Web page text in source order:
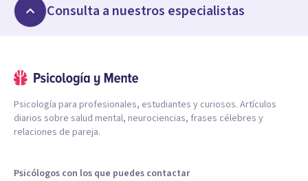
Consulta a nuestros especialistas
Psicología para profesionales, estudiantes y curiosos. Artículos
diarios sobre salud mental, neurociencias, frases célebres y
relaciones de pareja.
Psicólogos con los que puedes contactar